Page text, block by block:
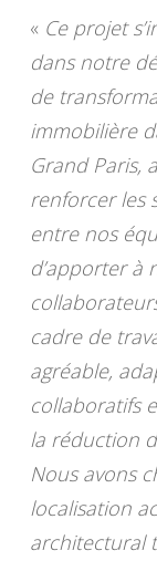
« Ce projet
dans notre
de
immobilière
Grand Paris,
renforcer les
entre nos
d’apporter à
cadre de
agréable,
collaboratifs
la réduction
Nous avons
localisation
architectural